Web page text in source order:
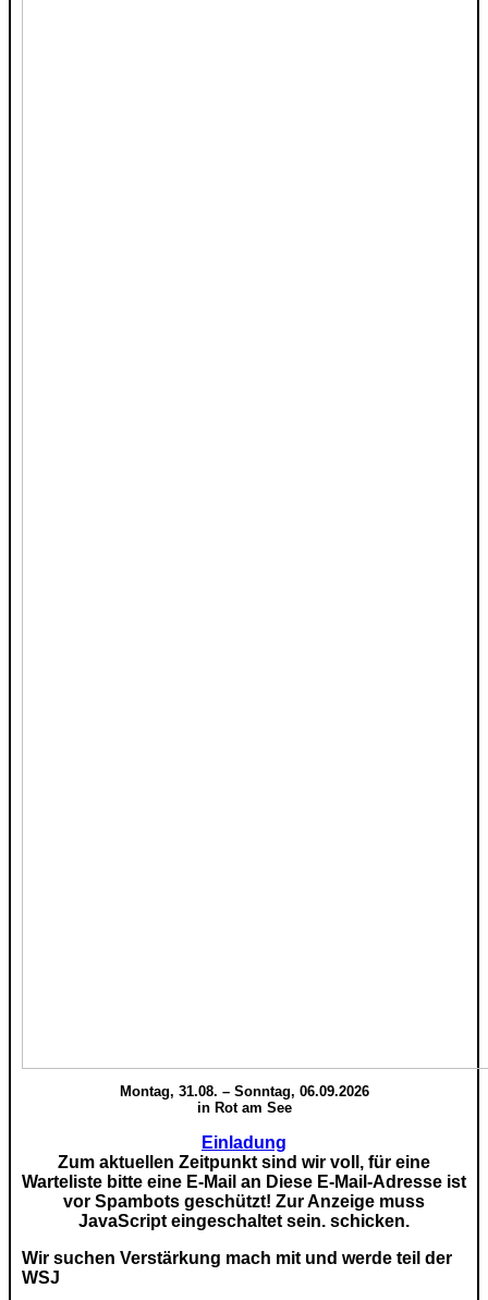
Montag, 31.08. – Sonntag, 06.09.2026
in Rot am See
Einladung
Zum aktuellen Zeitpunkt sind wir voll, für eine
Warteliste bitte eine E-Mail an Diese E-Mail-Adresse ist
vor Spambots geschützt! Zur Anzeige muss
JavaScript eingeschaltet sein. schicken.
Wir suchen Verstärkung mach mit und werde teil der
WSJ